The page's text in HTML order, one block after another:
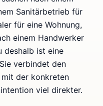
Sanitärbetrieb für
für eine Wohnung,
einem Handwerker
deshalb ist eine
verbindet den
der konkreten
viel direkter.